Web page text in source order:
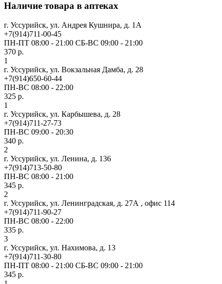
Наличие товара в аптеках
г. Уссурийск, ул. Андрея Кушнира, д. 1А
+7(914)711-00-45
ПН-ПТ 08:00 - 21:00 СБ-ВС 09:00 - 21:00
370 р.
1
г. Уссурийск, ул. Вокзальная Дамба, д. 28
+7(914)650-60-44
ПН-ВС 08:00 - 22:00
325 р.
1
г. Уссурийск, ул. Карбышева, д. 28
+7(914)711-27-73
ПН-ВС 09:00 - 20:30
340 р.
2
г. Уссурийск, ул. Ленина, д. 136
+7(914)713-50-80
ПН-ВС 08:00 - 21:00
345 р.
2
г. Уссурийск, ул. Ленинградская, д. 27А , офис 114
+7(914)711-90-27
ПН-ВС 08:00 - 22:00
335 р.
3
г. Уссурийск, ул. Нахимова, д. 13
+7(914)711-30-80
ПН-ПТ 08:00 - 21:00 СБ-ВС 09:00 - 21:00
345 р.